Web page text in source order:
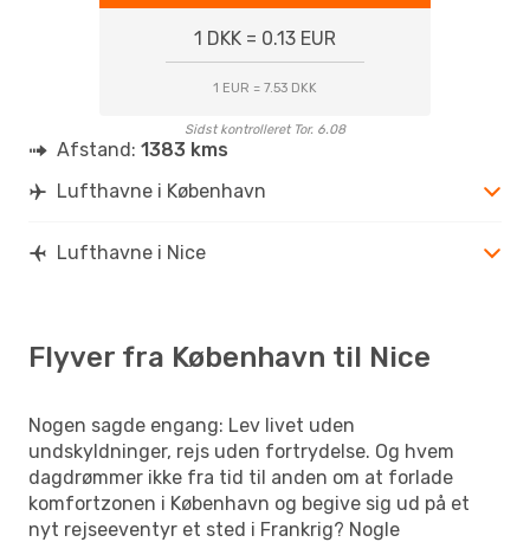
1 DKK = 0.13 EUR
1 EUR = 7.53 DKK
Sidst kontrolleret Tor. 6.08
Afstand: 1383 kms
Lufthavne i København
Lufthavne i Nice
Flyver fra København til Nice
Nogen sagde engang: Lev livet uden
undskyldninger, rejs uden fortrydelse. Og hvem
dagdrømmer ikke fra tid til anden om at forlade
komfortzonen i København og begive sig ud på et
nyt rejseeventyr et sted i Frankrig? Nogle